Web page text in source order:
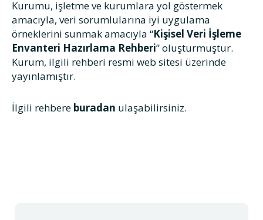
Kurumu, işletme ve kurumlara yol göstermek
amacıyla, veri sorumlularına iyi uygulama
örneklerini sunmak amacıyla “Kişisel Veri İşleme
Envanteri Hazırlama Rehberi” oluşturmuştur.
Kurum, ilgili rehberi resmi web sitesi üzerinde
yayınlamıştır.
İlgili rehbere buradan ulaşabilirsiniz.